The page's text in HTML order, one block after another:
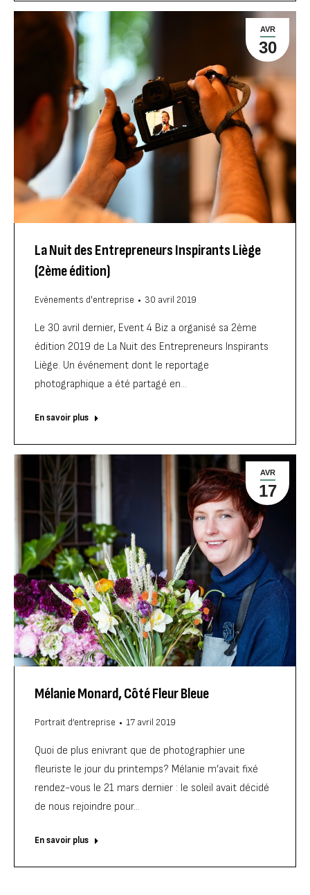
AVR
30
La Nuit des Entrepreneurs Inspirants Liège
(2ème édition)
Evénements d'entreprise 30 avril 2019
Le 30 avril dernier, Event 4 Biz a organisé sa 2ème
édition 2019 de La Nuit des Entrepreneurs Inspirants
Liège. Un événement dont le reportage
photographique a été partagé en…
En savoir plus
AVR
17
Mélanie Monard, Côté Fleur Bleue
Portrait d’entreprise 17 avril 2019
Quoi de plus enivrant que de photographier une
fleuriste le jour du printemps? Mélanie m’avait fixé
rendez-vous le 21 mars dernier : le soleil avait décidé
de nous rejoindre pour…
En savoir plus